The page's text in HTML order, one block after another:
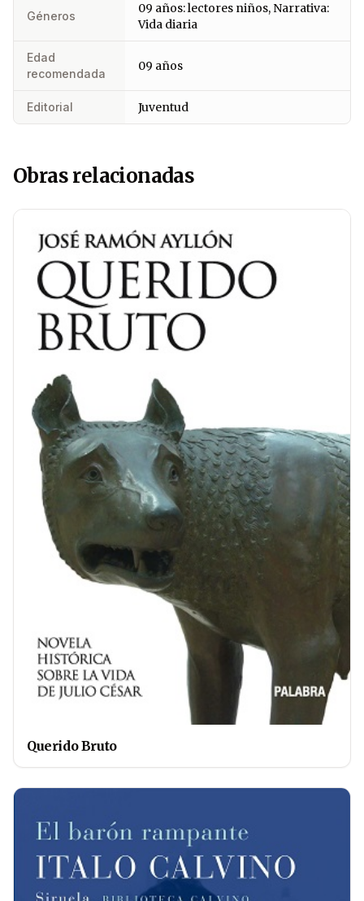
Géneros
09 años: lectores niños, Narrativa:
Vida diaria
Edad
recomendada
09 años
Editorial Juventud
Obras relacionadas
Querido Bruto